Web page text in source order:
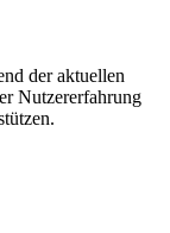
der aktuellen
Nutzererfahrung